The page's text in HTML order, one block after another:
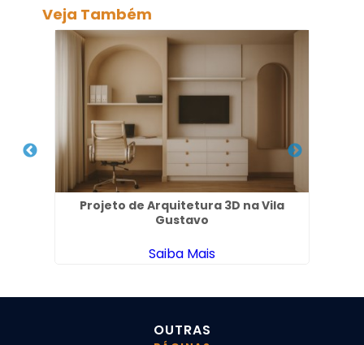
Veja Também
Projeto de Arquitetura 3D na Vila
Gustavo
Saiba Mais
OUTRAS